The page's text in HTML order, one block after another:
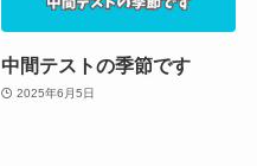
中間テストの季節です
2025年6月5日